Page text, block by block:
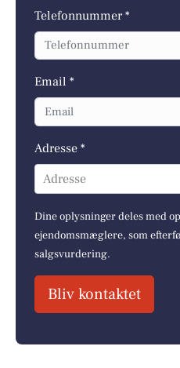
Telefonnummer *
Email *
Adresse *
Adresse
Dine oplysninger deles med
ejendomsmæglere, som
salgsvurdering.
Bliv kontaktet